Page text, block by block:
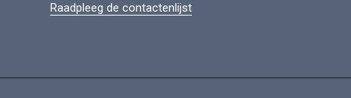
Raadpleeg de contactenlijst